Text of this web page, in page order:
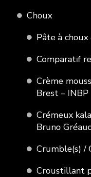
Choux
Pâte à
Comparatif
Crème
Brest – INBP
Crémeux
Bruno
Crumble(s) /
Croustillant